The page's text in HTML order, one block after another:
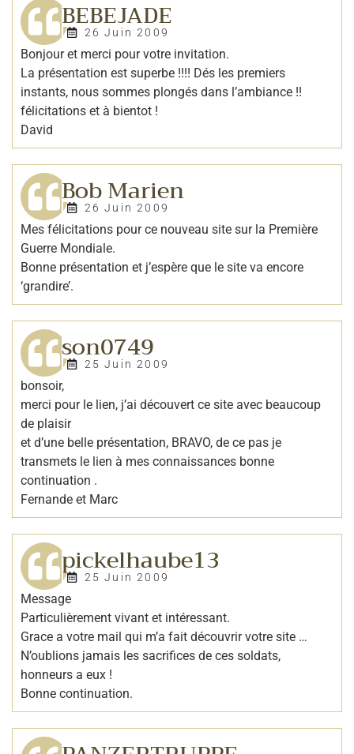
BEBEJADE
26 Juin 2009
Bonjour et merci pour votre invitation.
La présentation est superbe !!!! Dés les premiers
instants, nous sommes plongés dans l’ambiance !!
félicitations et à bientot !
David
Bob Marien
26 Juin 2009
Mes félicitations pour ce nouveau site sur la Première
Guerre Mondiale.
Bonne présentation et j’espère que le site va encore
‘grandire’.
son0749
25 Juin 2009
bonsoir,
merci pour le lien, j’ai découvert ce site avec beaucoup
de plaisir
et d’une belle présentation, BRAVO, de ce pas je
transmets le lien à mes connaissances bonne
continuation .
Fernande et Marc
pickelhaube13
25 Juin 2009
Message
Particulièrement vivant et intéressant.
Grace a votre mail qui m’a fait découvrir votre site …
N’oublions jamais les sacrifices de ces soldats,
honneurs a eux !
Bonne continuation.